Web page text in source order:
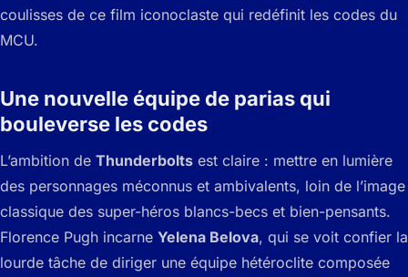
coulisses de ce film iconoclaste qui redéfinit les codes du
MCU.
Une nouvelle équipe de parias qui
bouleverse les codes
L’ambition de Thunderbolts est claire : mettre en lumière
des personnages méconnus et ambivalents, loin de l’image
classique des super-héros blancs-becs et bien-pensants.
Florence Pugh incarne Yelena Belova, qui se voit confier la
lourde tâche de diriger une équipe hétéroclite composée